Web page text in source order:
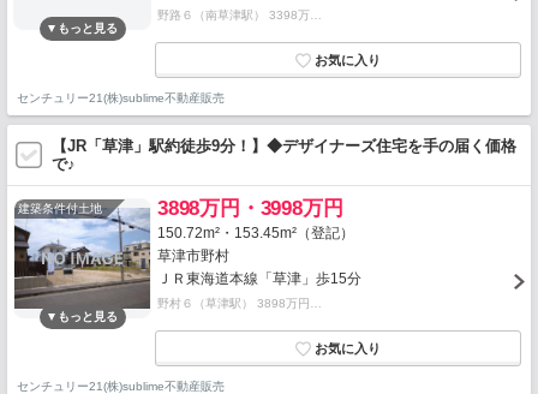
野路６（南草津駅） 3398万…
センチュリー21(株)sublime不動産販売
【JR「草津」駅約徒歩9分！】◆デザイナーズ住宅を手の届く価格
で♪
建築条件付土地 3898万円・3998万円
150.72m²・153.45m²（登記）
草津市野村
ＪＲ東海道本線「草津」歩15分
野村６（草津駅） 3898万円…
センチュリー21(株)sublime不動産販売